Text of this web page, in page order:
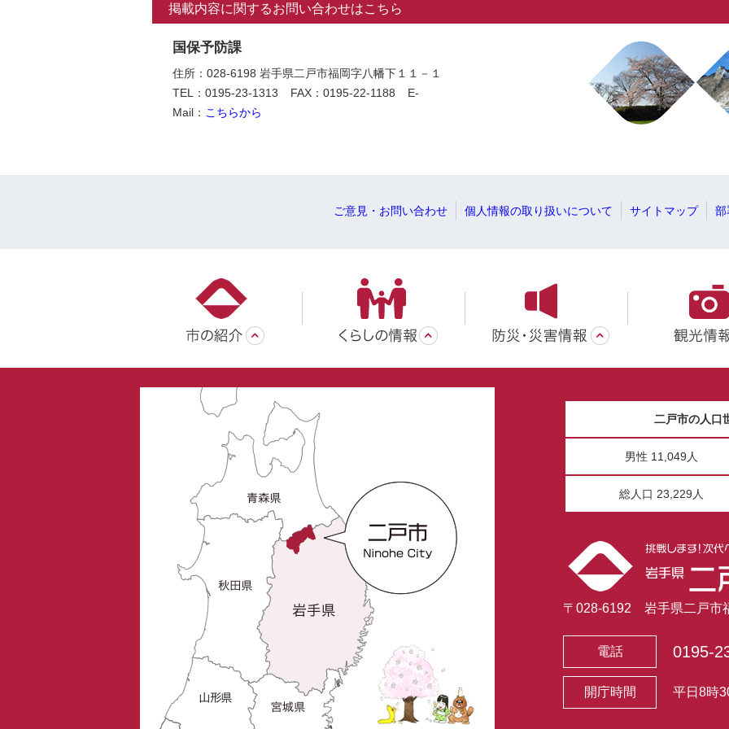
掲載内容に関するお問い合わせはこちら
国保予防課
住所：028-6198 岩手県二戸市福岡字八幡下１１－１
TEL：0195-23-1313
FAX：0195-22-1188
E-
Mail： こちらから
ご意見・お問い合わせ 個人情報の取り扱いについて サイトマップ 部
二戸市の人口
男性 11,049人
総人口 23,229人
〒028-6192 岩手県二戸市
電話 0195-
開庁時間 平日8時